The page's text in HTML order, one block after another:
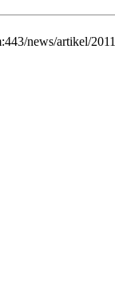
news/artikel/